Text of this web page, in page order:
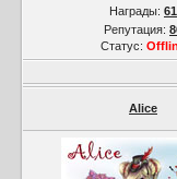
Награды: 61
Репутация:
Статус:
Alice